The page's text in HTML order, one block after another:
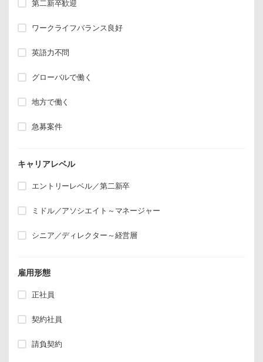
第二新卒歓迎
ワークライフバランス良好
英語力不問
グローバルで働く
地方で働く
急募案件
キャリアレベル
エントリーレベル／第二新卒
ミドル／アソシエイト～マネージャー
シニア／ディレクター～経営層
雇用形態
正社員
契約社員
請負契約